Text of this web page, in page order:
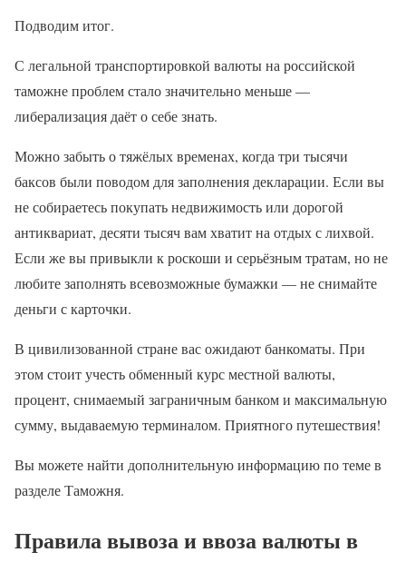
Подводим итог.
С легальной транспортировкой валюты на российской
таможне проблем стало значительно меньше —
либерализация даёт о себе знать.
Можно забыть о тяжёлых временах, когда три тысячи
баксов были поводом для заполнения декларации. Если вы
не собираетесь покупать недвижимость или дорогой
антиквариат, десяти тысяч вам хватит на отдых с лихвой.
Если же вы привыкли к роскоши и серьёзным тратам, но не
любите заполнять всевозможные бумажки — не снимайте
деньги с карточки.
В цивилизованной стране вас ожидают банкоматы. При
этом стоит учесть обменный курс местной валюты,
процент, снимаемый заграничным банком и максимальную
сумму, выдаваемую терминалом. Приятного путешествия!
Вы можете найти дополнительную информацию по теме в
разделе Таможня.
Правила вывоза и ввоза валюты в